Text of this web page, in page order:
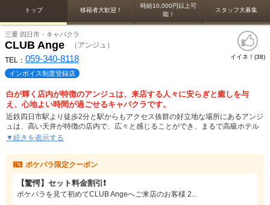
トップ 移籍者大歓迎！
時給10,000円以上可
能！
スタッフ大募集
三重 四日市・キャバクラ
CLUB Ange
（アンジュ）
TEL： 059-340-8118 イイネ！(38)
インボイス制度登録店
白が輝く店内が特徴のアンジュは、来店する人々に安らぎと癒しを与
え、心地よい時間が過ごせるキャバクラです。
近鉄四日市駅より徒歩2分と駅からもアクセス抜群の好立地な場所にあるアンジ
ュは、高い天井が特徴の店内で、広々と感じることができ、まるで高級ホテル
のスイートルームのような豪華さと広さを兼ね備えたキャバクラです。
ュだけです。
女性陣は美女揃いはもちろんの事、ルックスだけではなく、それ以上にトーク
力もハイレベルで、ご来店頂いたお客様すべての方に満足のいくおもてなしを
心がけていて、容姿端麗の美女たちによる、上品かつ楽しい接客で、心の底か
ら気持ち良くお酒を楽しめます。
▼続きを表示する
ポケパラ限定クーポン
【驚愕】セット料金割引❗️
ポケパラを見て初めてCLUB Angeへご来店のお客様 2...